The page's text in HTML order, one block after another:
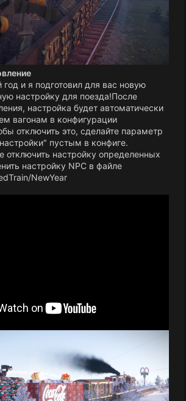
и я подготовил для вас новую
настройку для поезда!После
настройка будет автоматически
вагонам в конфигурации
отключить это, сделайте параметр
пустым в конфиге.
настройку определенных
настройку NPC в файле
NewYear